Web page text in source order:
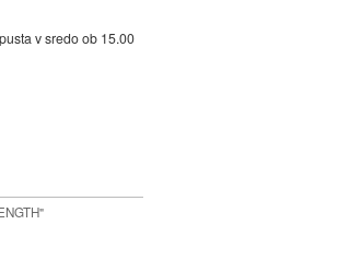
v sredo ob 15.00